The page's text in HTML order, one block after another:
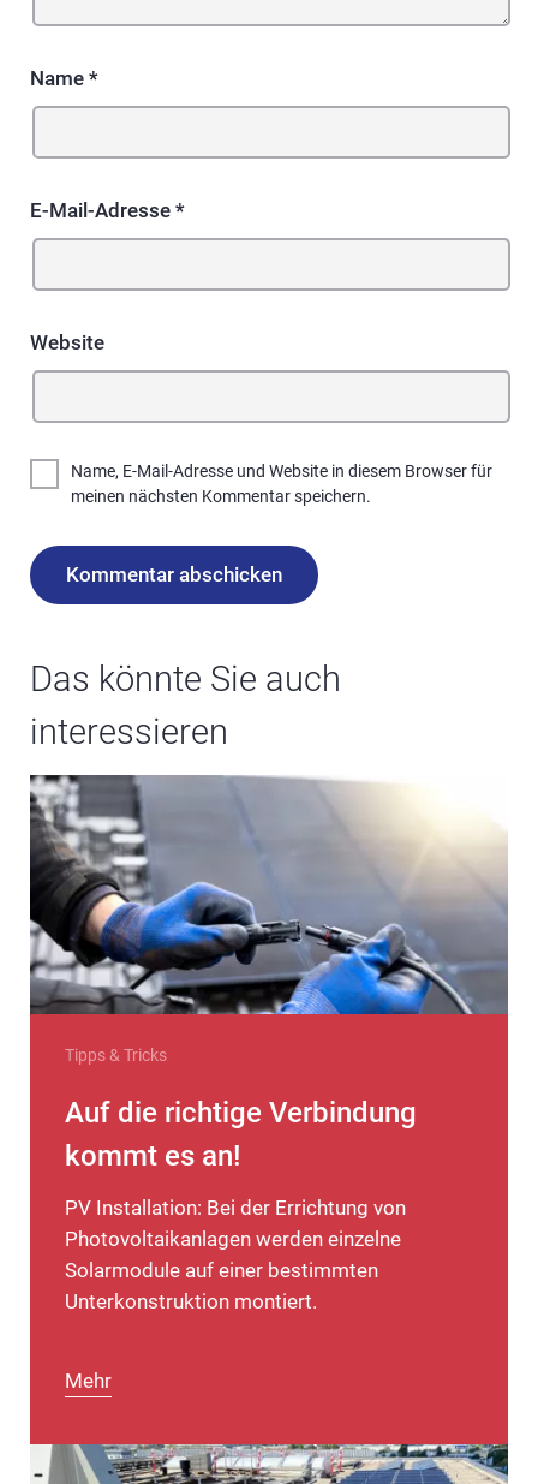
Name *
E-Mail-Adresse *
Website
Name, E-Mail-Adresse und Website in diesem Browser für
meinen nächsten Kommentar speichern.
Das könnte Sie auch
interessieren
Tipps & Tricks
Auf die richtige Verbindung
kommt es an!
PV Installation: Bei der Errichtung von
Photovoltaikanlagen werden einzelne
Solarmodule auf einer bestimmten
Unterkonstruktion montiert.
Mehr